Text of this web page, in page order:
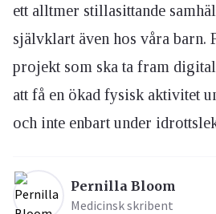
ett alltmer stillasittande
självklart även hos våra barn.
projekt som ska ta fram
att få en ökad fysisk aktivitet
och inte enbart under
Pernilla Bloom
Medicinsk skribent